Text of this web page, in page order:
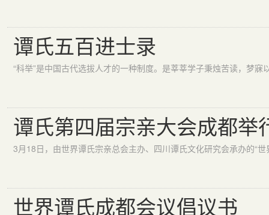
谭氏五百进士录
谭氏第四届宗亲大会成都举
世界谭氏成都会议倡议书